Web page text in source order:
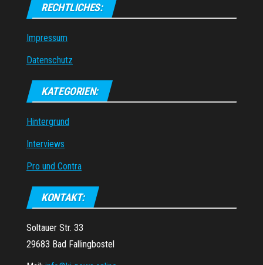
RECHTLICHES:
Impressum
Datenschutz
KATEGORIEN:
Hintergrund
Interviews
Pro und Contra
KONTAKT:
Soltauer Str. 33
29683 Bad Fallingbostel